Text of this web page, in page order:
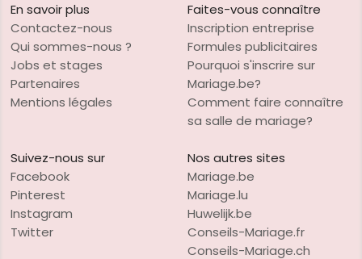
En savoir plus
Contactez-nous
Qui sommes-nous ?
Jobs et stages
Partenaires
Mentions légales
Faites-vous connaître
Inscription entreprise
Formules publicitaires
Pourquoi s'inscrire sur
Mariage.be?
Comment faire connaître
sa salle de mariage?
Suivez-nous sur
Facebook
Pinterest
Instagram
Twitter
Nos autres sites
Mariage.be
Mariage.lu
Huwelijk.be
Conseils-Mariage.fr
Conseils-Mariage.ch